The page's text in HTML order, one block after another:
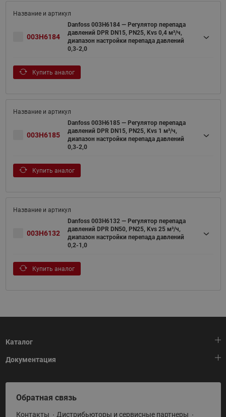
003H6184
Danfoss 003H6184 — Регулятор перепада
давлений DPR DN15, PN25, Kvs 0,4 м³/ч,
диапазон настройки перепада давлений
0,3-2,0
Купить аналог
003H6185
Danfoss 003H6185 — Регулятор перепада
давлений DPR DN15, PN25, Kvs 1 м³/ч,
диапазон настройки перепада давлений
0,3-2,0
Купить аналог
003H6132
Danfoss 003H6132 — Регулятор перепада
давлений DPR DN50, PN25, Kvs 25 м³/ч,
диапазон настройки перепада давлений
0,2-1,0
Купить аналог
Каталог
Тепловая автоматика
Холодильная техника
Приводная техника
Документация
HeatPlatform (Тепловая платформа)
Полезные программы и инструменты
Обратная связь
Контакты Дистрибьюторы и сервисные партнеры